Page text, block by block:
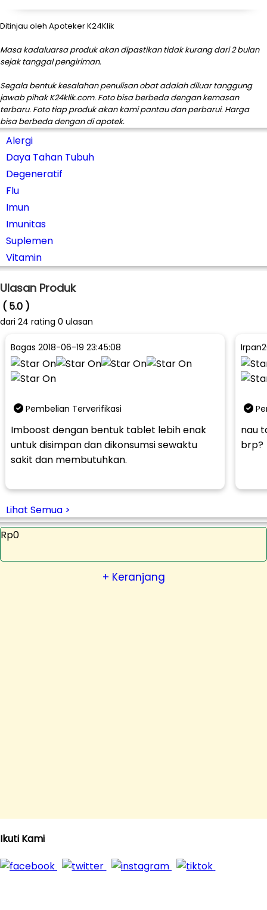
Ditinjau oleh Apoteker K24Klik
Masa kadaluarsa produk akan dipastikan tidak kurang dari 2 bulan
sejak tanggal pengiriman.
Segala bentuk kesalahan penulisan obat adalah diluar tanggung
jawab pihak K24klik.com. Foto bisa berbeda dengan kemasan
terbaru. Foto tiap produk akan kami pantau dan perbarui. Harga
bisa berbeda dengan di apotek.
Alergi
Daya Tahan Tubuh
Degeneratif
Flu
Imun
Imunitas
Suplemen
Vitamin
Ulasan Produk
( 5.0 )
dari 24 rating 0 ulasan
Bagas 2018-06-19 23:45:08
Pembelian Terverifikasi
Imboost dengan bentuk tablet lebih enak
untuk disimpan dan dikonsumsi sewaktu
sakit dan membutuhkan.
Irpan
nau
brp?
Lihat Semua >
Rp0
+ Keranjang
Ikuti Kami